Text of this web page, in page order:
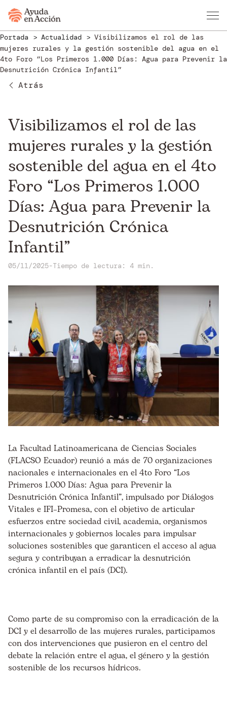
Portada Actualidad
Visibilizamos el rol de las
mujeres rurales y la gestión sostenible del agua en el
4to Foro “Los Primeros 1.000 Días: Agua para Prevenir la
Desnutrición Crónica Infantil”
Atrás
Visibilizamos el rol de las
mujeres rurales y la gestión
sostenible del agua en el 4to
Foro “Los Primeros 1.000
Días: Agua para Prevenir la
Desnutrición Crónica
Infantil”
05/11/2025-Tiempo de lectura: 4 min.
La Facultad Latinoamericana de Ciencias Sociales
(FLACSO Ecuador) reunió a más de 70 organizaciones
nacionales e internacionales en el 4to Foro “Los
Primeros 1.000 Días: Agua para Prevenir la
Desnutrición Crónica Infantil”, impulsado por Diálogos
Vitales e IFI–Promesa, con el objetivo de articular
esfuerzos entre sociedad civil, academia, organismos
internacionales y gobiernos locales para impulsar
soluciones sostenibles que garanticen el acceso al agua
segura y contribuyan a erradicar la desnutrición
crónica infantil en el país (DCI).
Como parte de su compromiso con la erradicación de la
DCI y el desarrollo de las mujeres rurales, participamos
con dos intervenciones que pusieron en el centro del
debate la relación entre el agua, el género y la gestión
sostenible de los recursos hídricos.